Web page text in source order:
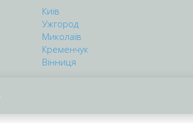
Київ
Ужгород
Миколаїв
Кременчук
Вінниця